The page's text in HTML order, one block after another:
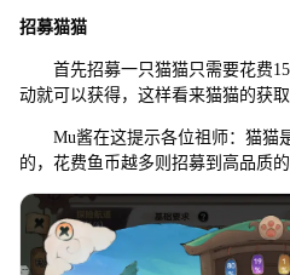
招募猫猫
首先招募一只猫猫只需要花费
动就可以获得，这样看来猫猫的获
Mu酱在这提示各位祖师：猫猫
的，花费鱼币越多则招募到高品质